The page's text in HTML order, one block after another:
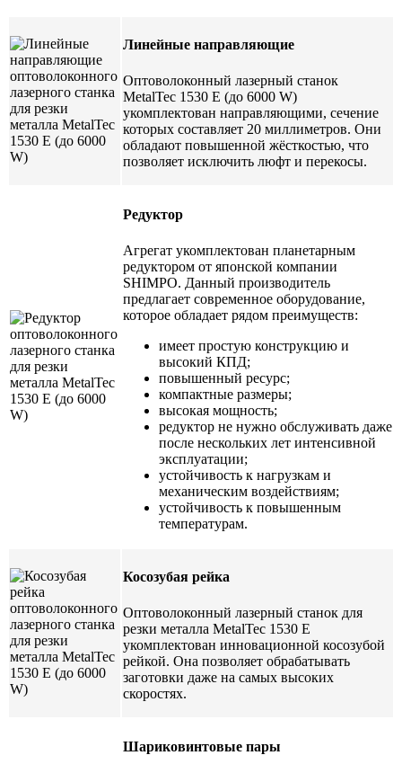
Линейные направляющие
Оптоволоконный лазерный станок
MetalTec 1530 E (до 6000 W)
укомплектован направляющими, сечение
которых составляет 20 миллиметров. Они
обладают повышенной жёсткостью, что
позволяет исключить люфт и перекосы.
Редуктор
Агрегат укомплектован планетарным
редуктором от японской компании
SHIMPO. Данный производитель
предлагает современное оборудование,
которое обладает рядом преимуществ:
имеет простую конструкцию и
высокий КПД;
повышенный ресурс;
компактные размеры;
высокая мощность;
редуктор не нужно обслуживать даже
после нескольких лет интенсивной
эксплуатации;
устойчивость к нагрузкам и
механическим воздействиям;
устойчивость к повышенным
температурам.
Косозубая рейка
Оптоволоконный лазерный станок для
резки металла MetalTec 1530 E
укомплектован инновационной косозубой
рейкой. Она позволяет обрабатывать
заготовки даже на самых высоких
скоростях.
Шариковинтовые пары